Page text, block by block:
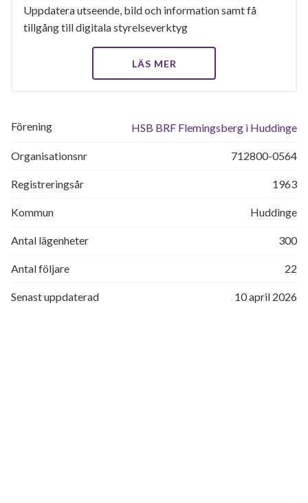
Uppdatera utseende, bild och information samt få
tillgång till digitala styrelseverktyg
LÄS MER
Förening HSB BRF Flemingsberg i Huddinge
Organisationsnr 712800-0564
Registreringsår 1963
Kommun Huddinge
Antal lägenheter 300
Antal följare 22
Senast uppdaterad 10 april 2026